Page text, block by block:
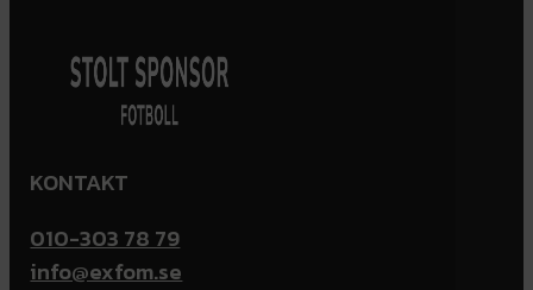
KONTAKT
010-303 78 79
info@exfom.se